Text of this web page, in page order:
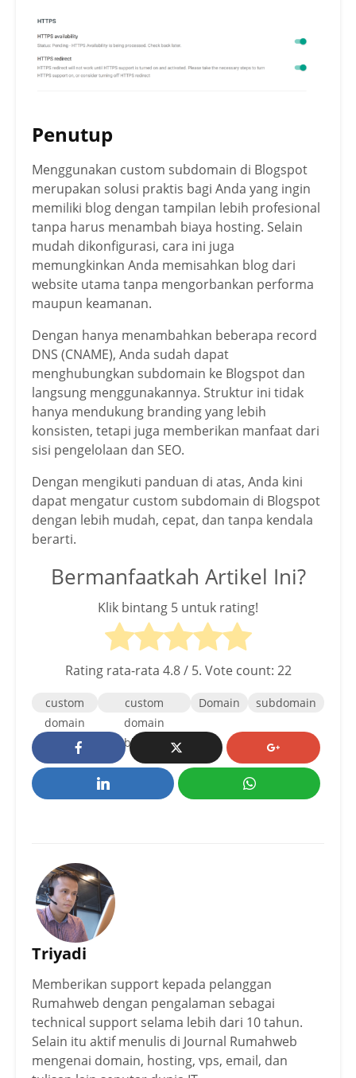
Penutup
Menggunakan custom subdomain di Blogspot
merupakan solusi praktis bagi Anda yang ingin
memiliki blog dengan tampilan lebih profesional
tanpa harus menambah biaya hosting. Selain
mudah dikonfigurasi, cara ini juga
memungkinkan Anda memisahkan blog dari
website utama tanpa mengorbankan performa
maupun keamanan.
Dengan hanya menambahkan beberapa record
DNS (CNAME), Anda sudah dapat
menghubungkan subdomain ke Blogspot dan
langsung menggunakannya. Struktur ini tidak
hanya mendukung branding yang lebih
konsisten, tetapi juga memberikan manfaat dari
sisi pengelolaan dan SEO.
Dengan mengikuti panduan di atas, Anda kini
dapat mengatur custom subdomain di Blogspot
dengan lebih mudah, cepat, dan tanpa kendala
berarti.
Bermanfaatkah Artikel Ini?
Klik bintang 5 untuk rating!
Rating rata-rata 4.8/ 5. Vote count: 22
custom
domain
custom
domain
blogger
Domain subdomain
Triyadi
Memberikan support kepada pelanggan
Rumahweb dengan pengalaman sebagai
technical support selama lebih dari 10 tahun.
Selain itu aktif menulis di Journal Rumahweb
mengenai domain, hosting, vps, email, dan